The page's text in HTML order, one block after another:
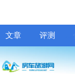
文章 评测